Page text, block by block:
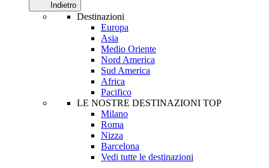
Indietro
Destinazioni
Europa
Asia
Medio Oriente
Nord America
Sud America
Africa
Pacifico
LE NOSTRE DESTINAZIONI TOP
Milano
Roma
Nizza
Barcelona
Vedi tutte le destinazioni